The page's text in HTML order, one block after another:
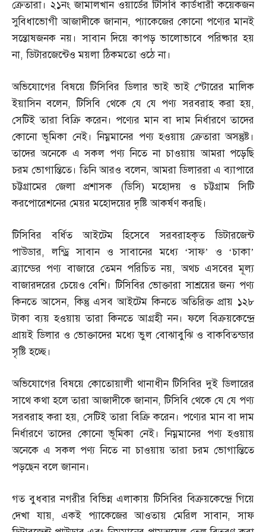
ক্রেতারা। ২১নং জামালখান ওয়ার্ডের টিসিবি কার্ডধারী কয়েকজন
সুবিধাভোগী আজাদীকে জানান, প্যাকেজের কোনো পণ্যের মানই
সন্তোষজনক নয়। সাবান দিয়ে কাপড় ভালোভাবে পরিষ্কার হয়
না,ডিটারজেন্টেও ময়লা ঠিকমতো ওঠে না।
অভিযোগের বিষয়ে টিসিবির ডিলার ভাই ভাই স্টোরের মালিক
ইয়াসিন বলেন,টিসিবি থেকে যে যে পণ্য সরবরাহ করা হয়,
সেটিই তারা বিক্রি করেন। পণ্যের মান বা দাম নির্ধারণে তাদের
কোনো ভূমিকা নেই। নিম্নমানের পণ্য হওয়ায় ক্রেতারা অসন্তুষ্ট।
তাদের অনেকে এ সকল পণ্য নিতে না চাওয়ায় আমরা পড়েছি
চরম ভোগান্তিতে। তিনি আরও বলেন,আমরা ডিলাররা এ ব্যাপারে
চট্টগ্রামের জেলা প্রশাসক (ডিসি)মহোদয় ও চট্টগ্রাম সিটি
করপোরেশনের মেয়র মহোদয়ের দৃষ্টি আকর্ষণ করছি।
টিসিবির বর্ধিত আইটেম হিসেবে সরবরাহকৃত ডিটারজেন্ট
পাউডার,লন্ড্রি সাবান ও সাবানের মধ্যে ‘সাফ’ ও ‘চাকা’
ব্র্যান্ডের পণ্য বাজারে তেমন পরিচিত নয়,অথচ এসবের মূল্য
বাজারদরের চেয়েও বেশি। টিসিবির ভোক্তারা সাশ্রয়ের জন্য পণ্য
কিনতে আসেন,কিন্তু এসব আইটেম কিনতে অতিরিক্ত প্রায় ১২৮
টাকা ব্যয় হওয়ায় তারা কিনতে আগ্রহী নন। ফলে বিক্রয়কেন্দ্রে
প্রায়ই ডিলার ও ভোক্তাদের মধ্যে ভুল বোঝাবুঝি ও বাকবিতন্ডার
সৃষ্টি হচ্ছে।
অভিযোগের বিষয়ে কোতোয়ালী থানাধীন টিসিবির দুই ডিলারের
সাথে কথা হলে তারা আজাদীকে জানান,টিসিবি থেকে যে যে পণ্য
সরবরাহ করা হয়,সেটিই তারা বিক্রি করেন। পণ্যের মান বা দাম
নির্ধারণে তাদের কোনো ভূমিকা নেই। নিম্নমানের পণ্য হওয়ায়
অনেকে এ সকল পণ্য নিতে না চাওয়ায় তারা চরম ভোগান্তিতে
পড়ছেন বলে জানান।
গত বুধবার নগরীর বিভিন্ন এলাকায় টিসিবির বিক্রয়কেন্দ্রে গিয়ে
দেখা যায়,একই প্যাকেজের আওতায় মেরিল সাবান,সাফ